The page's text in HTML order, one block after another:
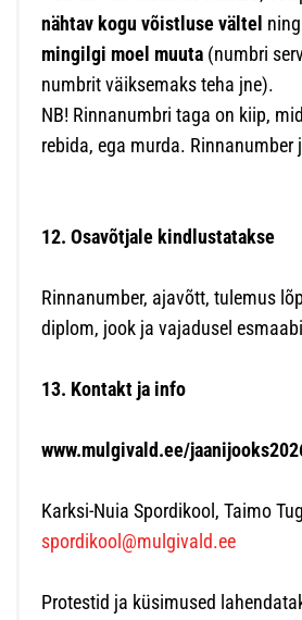
nähtav kogu võistluse vältel
mingilgi moel muuta (numbri
numbrit väiksemaks teha jne).
NB! Rinnanumbri taga on kiip,
rebida, ega murda. Rinnanumber
12. Osavõtjale kindlustatakse
Rinnanumber, ajavõtt, tulemus
diplom, jook ja vajadusel esmaabi
13. Kontakt ja info
www.mulgivald.ee/
Karksi-Nuia Spordikool, Taimo
spordikool@mulgivald.ee
Protestid ja küsimused